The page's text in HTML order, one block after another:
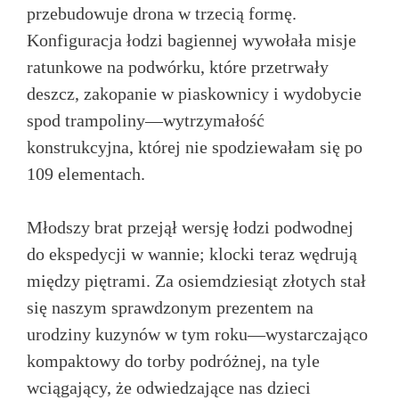
przebudowuje drona w trzecią formę.
Konfiguracja łodzi bagiennej wywołała misje
ratunkowe na podwórku, które przetrwały
deszcz, zakopanie w piaskownicy i wydobycie
spod trampoliny—wytrzymałość
konstrukcyjna, której nie spodziewałam się po
109 elementach.
Młodszy brat przejął wersję łodzi podwodnej
do ekspedycji w wannie; klocki teraz wędrują
między piętrami. Za osiemdziesiąt złotych stał
się naszym sprawdzonym prezentem na
urodziny kuzynów w tym roku—wystarczająco
kompaktowy do torby podróżnej, na tyle
wciągający, że odwiedzające nas dzieci